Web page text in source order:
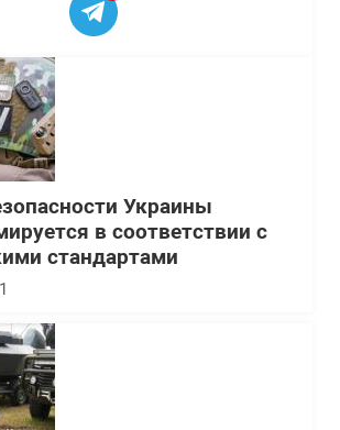
Украины
в соответствии с
стандартами